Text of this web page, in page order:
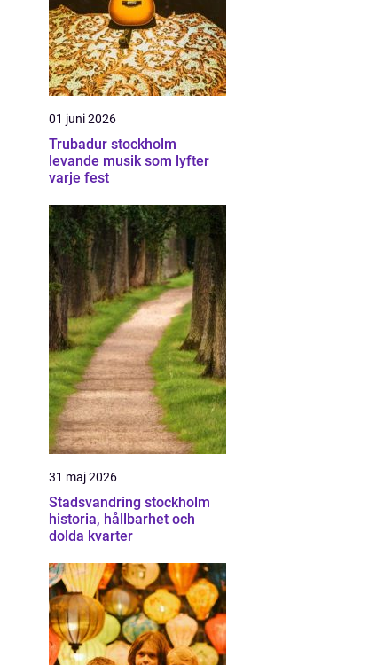
01 juni 2026
Trubadur stockholm
levande musik som lyfter
varje fest
31 maj 2026
Stadsvandring stockholm
historia, hållbarhet och
dolda kvarter